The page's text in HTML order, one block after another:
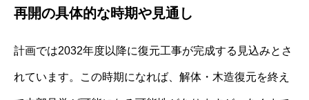
再開の具体的な時期や見通し
計画では2032年度以降に復元工事が完成する見込みとさ
れています。この時期になれば、解体・木造復元を終え